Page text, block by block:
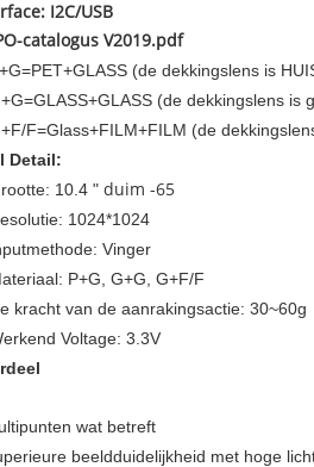
I2C/USB
catalogus V2019.pdf
(de dekkingslens is
(de dekkingslens is
F=Glass+FILM+FILM (de
Detail:
10.4 " duim -65
1024*1024
Vinger
P+G, G+G, G+F/F
kracht van de aanrakingsactie: 30~60g
Voltage: 3.3V
wat betreft
beeldduidelijkheid met hoge